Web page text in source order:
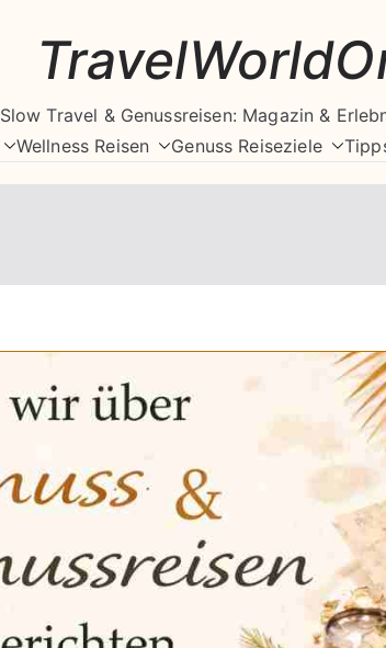
Slow Travel & Genussreisen: Magazin &
Wellness Reisen Genuss Reiseziele